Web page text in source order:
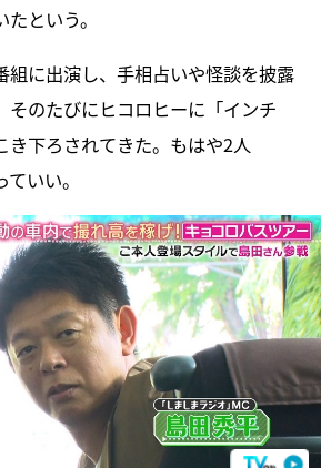
という。
組に出演し、手相占いや怪談を披露
そのたびにヒコロヒーに「インチ
き下ろされてきた。もはや2人
いい。